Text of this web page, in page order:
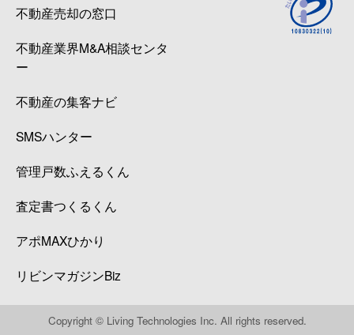
不動産売却の窓口
不動産業界M&A相談センタ
ー
不動産の集客ナビ
SMSハンター
管理戸数ふえるくん
査定書つくるくん
アポMAXひかり
リビンマガジンBiz
Copyright © Living Technologies Inc. All rights reserved.